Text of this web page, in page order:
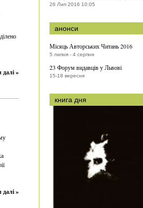
»
»
26 Лип 2016 10:05
анонси
Місяць Авторських Читань 2016
5 липня - 4 серпня
23 Форум видавців у Львові
15-18 вересня
книга дня